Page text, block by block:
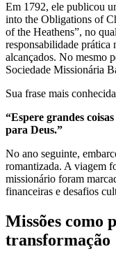
Em 1792, ele publicou
into the Obligations of
of the Heathens”, no
responsabilidade prática
alcançados. No mesmo
Sociedade Missionária
Sua frase mais
“Espere grandes
para Deus.”
No ano seguinte,
romantizada. A viagem
missionário foram
financeiras e desafios
Missões como
transformação